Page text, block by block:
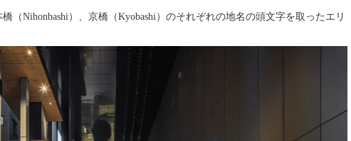
（Nihonbashi）、京橋（Kyobashi）のそれぞれの地名の頭文字を取ったエリ